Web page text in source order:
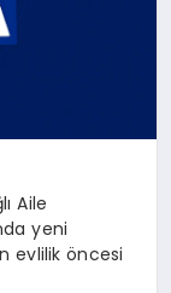
Aile
yeni
evlilik öncesi